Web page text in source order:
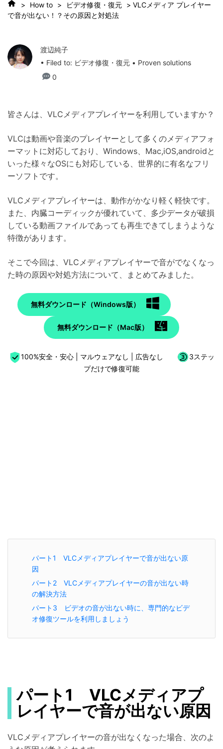
> How to > ビデオ修復・復元 > VLCメディア プレイヤー
で音が出ない！？その原因と対処法
渡辺純子
• Filed to: ビデオ修復・復元 • Proven solutions
0
皆さんは、VLCメディアプレイヤーを利用していますか？
VLCは動画や音楽のプレイヤーとして多くのメディアフォ
ーマットに対応しており、Windows、Mac,iOS,androidと
いった様々なOSにも対応している、世界的に有名なフリ
ーソフトです。
VLCメディアプレイヤーは、動作がかなり軽く軽快です。
また、内臓コーディックが優れていて、多少データが破損
している動画ファイルであっても再生できてしまうような
特徴があります。
そこで今回は、VLCメディアプレイヤーで音がでなくなっ
た時の原因や対処方法について、まとめてみました。
無料ダウンロード（Windows版）
無料ダウンロード（Mac版）
100%安全・安心 | マルウェアなし | 広告なし
3ステッ
プだけで修復可能
パート1 VLCメディアプレイヤーで音が出ない原
因
パート2 VLCメディアプレイヤーの音が出ない時
の解決方法
パート3 ビデオの音が出ない時に、専門的なビデ
オ修復ツールを利用しましょう
パート1 VLCメディアプ
レイヤーで音が出ない原因
VLCメディアプレイヤーの音が出なくなった場合、次のよ